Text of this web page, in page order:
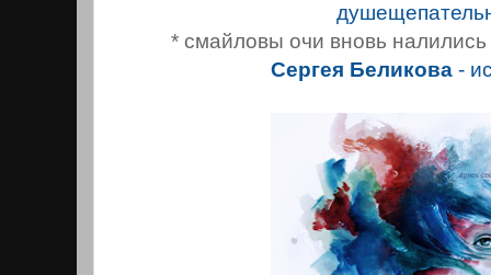
* смайловы очи вновь налились
Сергея Беликова -